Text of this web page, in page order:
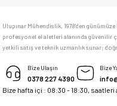
memnun kaldım
Deneyimini Paylaş
Ulupınar Mühendislik, 1978'den
profesyonel el aletleri alanında güvenilir
yetkili satış ve teknik uzmanlık sunar;
Bize Ulaşın
0378 227 4390
Bize
Bize hafta içi : 08:30 - 18:30, saatleri